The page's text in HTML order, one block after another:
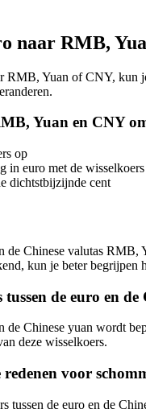
naar RMB,
RMB, Yuan of CNY, kun
Yuan en CNY
op
in euro met de wisselkoers
dichtstbijzijnde cent
de Chinese valutas
kun je beter begrijpen
de euro en
de Chinese yuan wordt
deze wisselkoers.
voor
tussen de euro en de